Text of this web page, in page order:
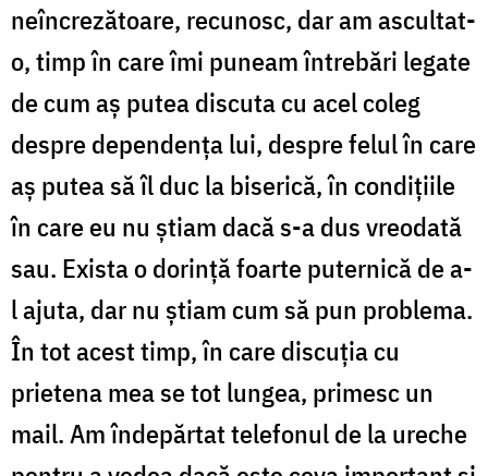
meseria”
/
Foto:
Oana
Nechifor
neîncrezătoare, recunosc, dar am ascultat-
o, timp în care îmi puneam întrebări legate
de cum aș putea discuta cu acel coleg
despre dependența lui, despre felul în care
aș putea să îl duc la biserică, în condițiile
în care eu nu știam dacă s-a dus vreodată
sau. Exista o dorință foarte puternică de a-
l ajuta, dar nu știam cum să pun problema.
În tot acest timp, în care discuția cu
prietena mea se tot lungea, primesc un
mail. Am îndepărtat telefonul de la ureche